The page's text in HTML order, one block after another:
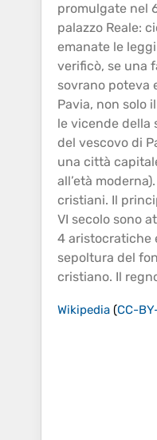
promulgate nel
palazzo Reale:
emanate le
verificò, se una
sovrano poteva
Pavia, non solo
le vicende della
del vescovo di
una città
all’età
cristiani. Il
VI secolo sono
4 aristocratiche
sepoltura del
cristiano. Il
Wikipedia (CC-